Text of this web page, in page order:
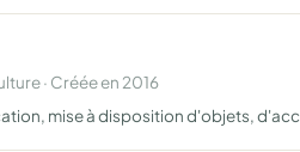
· Créée en 2016
mise à disposition d'objets,